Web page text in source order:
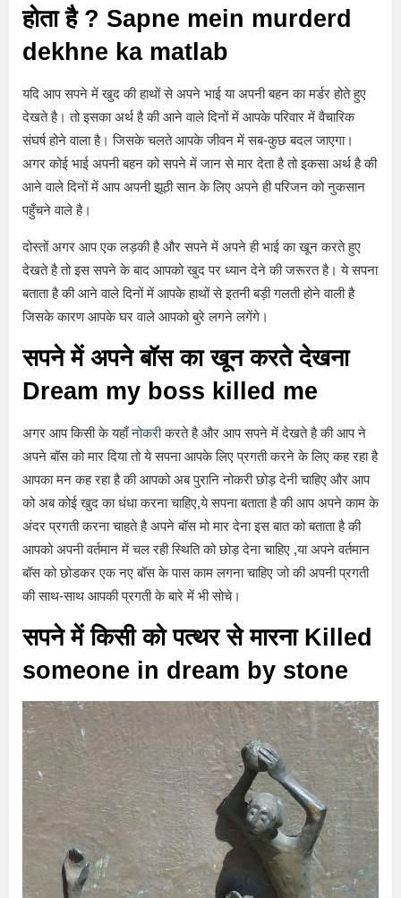
होता है ? Sapne mein murderd
dekhne ka matlab
यदि आप सपने में खुद की हाथों से अपने भाई या अपनी बहन का मर्डर होते हुए
देखते है। तो इसका अर्थ है की आने वाले दिनों में आपके परिवार में वैचारिक
संघर्ष होने वाला है। जिसके चलते आपके जीवन में सब-कुछ बदल जाएगा।
अगर कोई भाई अपनी बहन को सपने में जान से मार देता है तो इकसा अर्थ है की
आने वाले दिनों में आप अपनी झूठी सान के लिए अपने ही परिजन को नुकसान
पहुँचने वाले है।
दोस्तों अगर आप एक लड़की है और सपने में अपने ही भाई का खून करते हुए
देखते है तो इस सपने के बाद आपको खुद पर ध्यान देने की जरूरत है। ये सपना
बताता है की आने वाले दिनों में आपके हाथों से इतनी बड़ी गलती होने वाली है
जिसके कारण आपके घर वाले आपको बुरे लगने लगेंगे।
सपने में अपने बॉस का खून करते देखना
Dream my boss killed me
अगर आप किसी के यहाँनोकरीकरते है और आप सपने में देखते है की आप ने
अपने बॉस को मार दिया तो ये सपना आपके लिए प्रगती करने के लिए कह रहा है
आपका मन कह रहा है की आपको अब पुरानि नोकरी छोड़ देनी चाहिए और आप
को अब कोई खुद का धंधा करना चाहिए,ये सपना बताता है की आप अपने काम के
अंदर प्रगती करना चाहते है अपने बॉस मो मार देना इस बात को बताता है की
आपको अपनी वर्तमान में चल रही स्थिति को छोड़ देना चाहिए ,या अपने वर्तमान
बॉस को छोडकर एक नए बॉस के पास काम लगना चाहिए जो की अपनी प्रगती
की साथ-साथ आपकी प्रगती के बारे में भी सोचे।
सपने में किसी को पत्थर से मारना Killed
someone in dream by stone